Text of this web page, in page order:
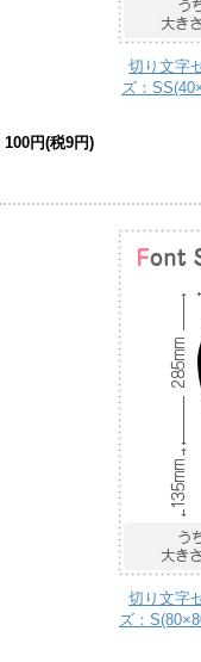
切り文字
ズ：
100円(税9円)
切り文字
ズ：